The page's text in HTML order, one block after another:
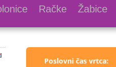
Račke Žabice
Poslovni čas vrtca: